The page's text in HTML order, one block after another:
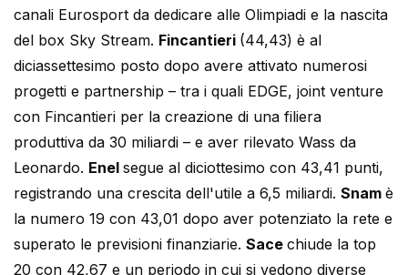
canali Eurosport da dedicare alle Olimpiadi e la nascita
del box Sky Stream. Fincantieri (44,43) è al
diciassettesimo posto dopo avere attivato numerosi
progetti e partnership – tra i quali EDGE, joint venture
con Fincantieri per la creazione di una filiera
produttiva da 30 miliardi – e aver rilevato Wass da
Leonardo. Enel segue al diciottesimo con 43,41 punti,
registrando una crescita dell'utile a 6,5 miliardi. Snam è
la numero 19 con 43,01 dopo aver potenziato la rete e
superato le previsioni finanziarie. Sace chiude la top
20 con 42,67 e un periodo in cui si vedono diverse